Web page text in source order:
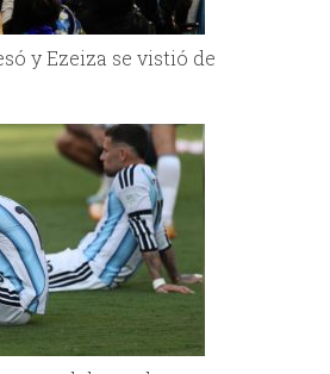
y Ezeiza se vistió de